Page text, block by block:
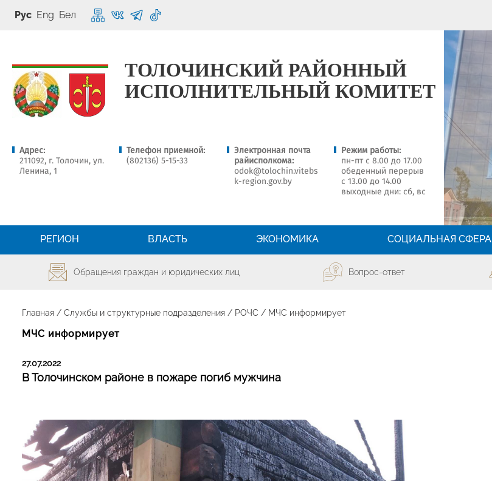
Рус Eng Бел
ТОЛОЧИНСКИЙ РАЙОННЫЙ
ИСПОЛНИТЕЛЬНЫЙ КОМИТЕТ
Адрес:
211092, г. Толочин, ул.
Ленина, 1
Телефон приемной:
(802136) 5-15-33
Электронная почта
райисполкома:
odok@tolochin.vitebs
k-region.gov.by
Режим работы:
пн-пт с 8.00 до 17.00
обеденный перерыв
с 13.00 до 14.00
выходные дни: сб, вс
РЕГИОН ВЛАСТЬ ЭКОНОМИКА СОЦИАЛЬНАЯ СФЕРА
Обращения граждан и юридических лиц Вопрос-ответ
Главная / Службы и структурные подразделения / РОЧС / МЧС информирует
МЧС информирует
27.07.2022
В Толочинском районе в пожаре погиб мужчина